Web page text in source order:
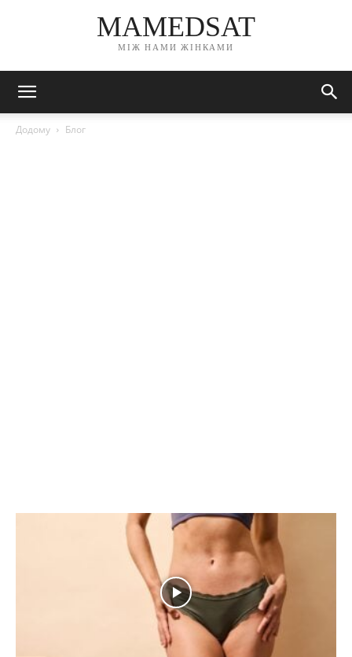
MAMEDSAT
МІЖ НАМИ ЖІНКАМИ
Додому Блог